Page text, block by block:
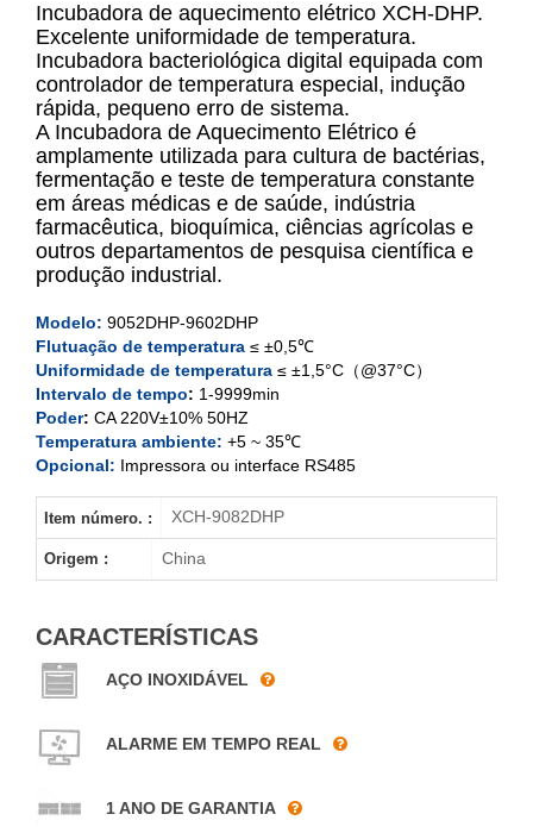
XCH-9052DHP
XCH-9082DHP
XCH-9162DHP
XCH-9272DHP
XCH-9602DHP
Incubadora de aquecimento elétrico XCH-DHP.
Excelente uniformidade de temperatura.
Incubadora bacteriológica digital equipada com
controlador de temperatura especial, indução
rápida, pequeno erro de sistema.
A Incubadora de Aquecimento Elétrico é
amplamente utilizada para cultura de bactérias,
fermentação e teste de temperatura constante
em áreas médicas e de saúde, indústria
farmacêutica, bioquímica, ciências agrícolas e
outros departamentos de pesquisa científica e
produção industrial.
Modelo: 9052DHP-9602DHP
Flutuação de temperatura ≤ ±0,5℃
Uniformidade de temperatura ≤ ±1,5°C（@37°C）
Intervalo de tempo: 1-9999min
Poder: CA 220V±10% 50HZ
Temperatura ambiente: +5 ~ 35℃
Opcional: Impressora ou interface RS485
Item número. : XCH-9082DHP
Origem : China
CARACTERÍSTICAS
AÇO INOXIDÁVEL
ALARME EM TEMPO REAL
1 ANO DE GARANTIA